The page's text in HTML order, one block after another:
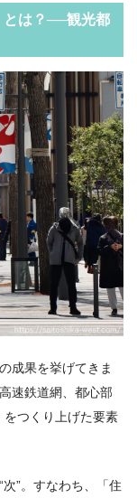
とは？──観光都
成果を挙げてきま
速鉄道網、都心部
つくり上げた要素
”。すなわち、「住